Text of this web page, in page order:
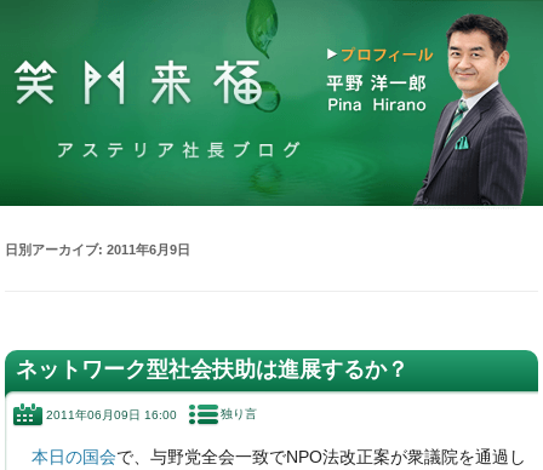
日別アーカイブ:2011年6月9日
ネットワーク型社会扶助は進展するか？
2011年06月09日 16:00 独り言
本日の国会で、与野党全会一致でNPO法改正案が衆議院を通過し